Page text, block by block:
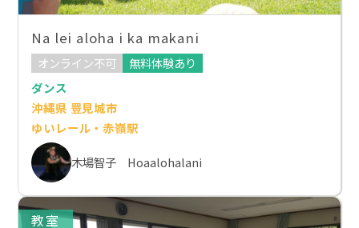
Na lei aloha i ka makani
オンライン不可
無料体験あり
ダンス
沖縄県 豊見城市
ゆいレール・赤嶺駅
木場智子 Hoaalohalani
教室